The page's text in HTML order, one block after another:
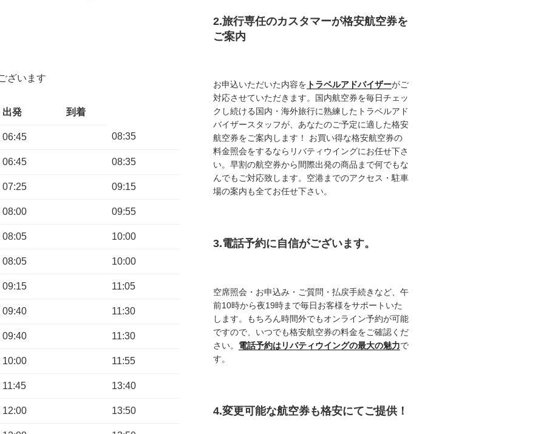
ざいます
出発 到着
06:45 08:35
06:45 08:35
07:25 09:15
08:00 09:55
08:05 10:00
08:05 10:00
09:15 11:05
09:40 11:30
09:40 11:30
10:00 11:55
11:45 13:40
12:00 13:50
2.旅行専任のカスタマーが格安航空券を
ご案内
お申込いただいた内容を トラベルアドバイザーがご
対応させていただきます。国内航空券を毎日チェッ
クし続ける国内・海外旅行に熟練したトラベルアド
バイザースタッフが、あなたのご予定に適した格安
航空券をご案内します！ お買い得な格安航空券の
料金照会をするならリバティウイングにお任せ下さ
い。早割の航空券から間際出発の商品まで何でもな
んでもご対応致します。空港までのアクセス・駐車
場の案内も全てお任せ下さい。
3.電話予約に自信がございます。
空席照会・お申込み・ご質問・払戻手続きなど、午
前10時から夜19時まで毎日お客様をサポートいた
します。もちろん時間外でもオンライン予約が可能
ですので、いつでも格安航空券の料金をご確認くだ
さい。 電話予約はリバティウイングの最大の魅力で
す。
4.変更可能な航空券も格安にてご提供！